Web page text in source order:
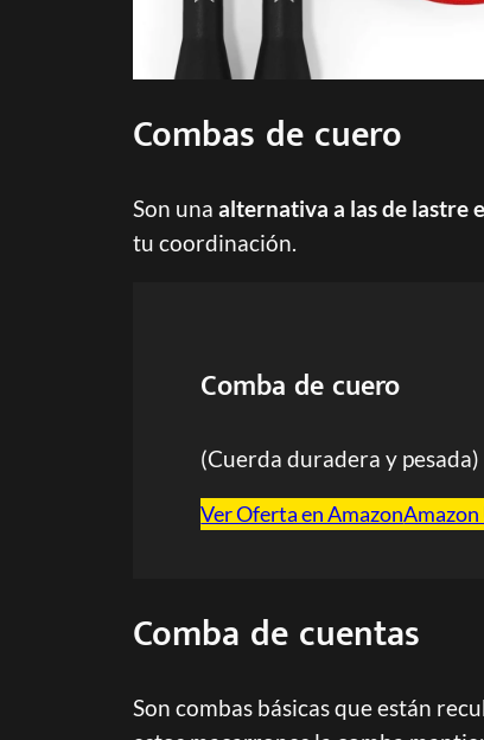
Combas de cuero
Son una alternativa a las de lastre
tu coordinación.
Comba de cuero
(Cuerda duradera y pesada)
Ver Oferta en AmazonAmazon
Comba de cuentas
Son combas básicas que están